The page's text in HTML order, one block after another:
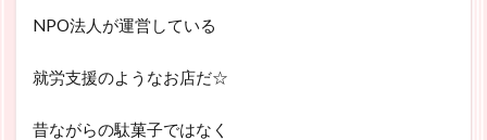
NPO法人が運営している
就労支援のようなお店だ☆
昔ながらの駄菓子ではなく